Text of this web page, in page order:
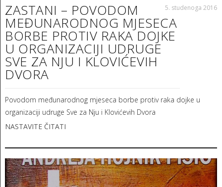
ZASTANI – POVODOM
MEĐUNARODNOG MJESECA
BORBE PROTIV RAKA DOJKE
U ORGANIZACIJI UDRUGE
SVE ZA NJU I KLOVIĆEVIH
DVORA
5. studenoga 2016
Povodom međunarodnog mjeseca borbe protiv raka dojke u
organizaciji udruge Sve za Nju i Klovićevih Dvora
NASTAVITE ČITATI